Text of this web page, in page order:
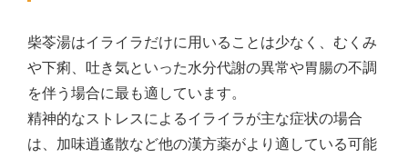
柴苓湯はイライラだけに用いることは少なく、むくみ
や下痢、吐き気といった水分代謝の異常や胃腸の不調
を伴う場合に最も適しています。
精神的なストレスによるイライラが主な症状の場合
は、加味逍遙散など他の漢方薬がより適している可能